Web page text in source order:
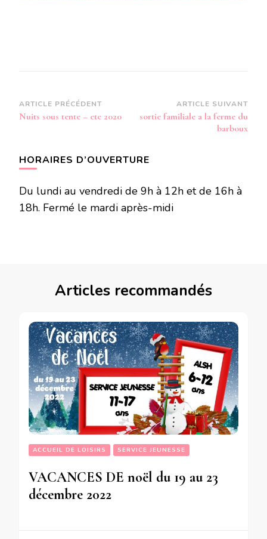
Navigation
d’article
ARTICLE PRÉCÉDENT
Nuits sous tente – ete 2020
ARTICLE SUIVANT
sortie familiale a la ferme du
barboux
HORAIRES D’OUVERTURE
Du lundi au vendredi de 9h à 12h et de 16h à
18h. Fermé le mardi après-midi
Articles recommandés
ACCUEIL DE LOISIRS SERVICE JEUNESSE
VACANCES DE noël du 19 au 23
décembre 2022